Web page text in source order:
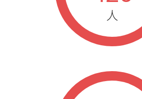
新力獎超級會員(累計72次)
藍鵲企業家榮譽會員
春季藍鵲業務大會績優人員
新力獎正式會員(累計60次)
春季藍鵲業務大會績優人員
人